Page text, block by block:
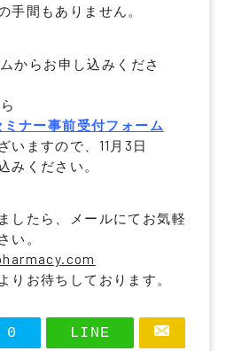
手間もありません。
からお申し込みくださ
ナー事前受付フォーム
いますので、 11月3日
みください。
したら、メールにてお気軽
い。
りお待ちしております。
0 LINE